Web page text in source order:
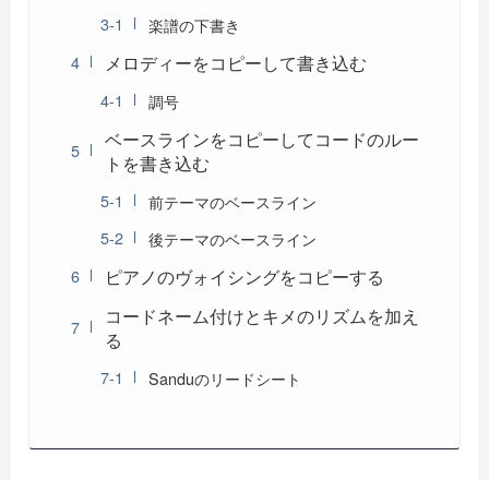
楽譜の下書き
メロディーをコピーして書き込む
調号
ベースラインをコピーしてコードのルー
トを書き込む
前テーマのベースライン
後テーマのベースライン
ピアノのヴォイシングをコピーする
コードネーム付けとキメのリズムを加え
る
Sanduのリードシート